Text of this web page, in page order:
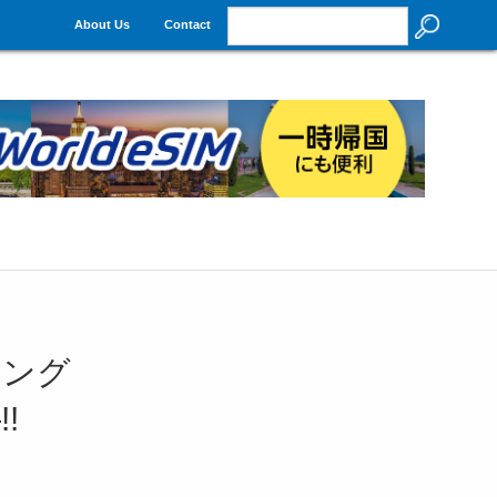
About Us Contact
グ